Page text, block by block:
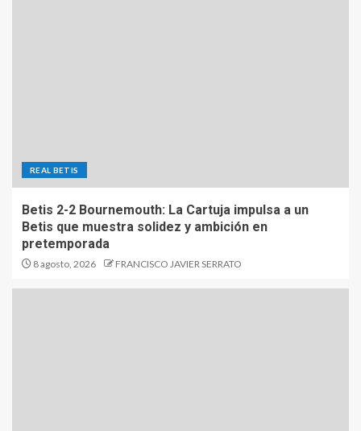
REAL BETIS
Betis 2-2 Bournemouth: La Cartuja impulsa a un
Betis que muestra solidez y ambición en
pretemporada
8 agosto, 2026 FRANCISCO JAVIER SERRATO